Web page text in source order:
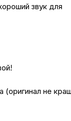
звук для
не